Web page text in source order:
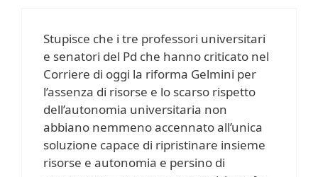
Stupisce che i tre professori universitari
e senatori del Pd che hanno criticato nel
Corriere di oggi la riforma Gelmini per
l’assenza di risorse e lo scarso rispetto
dell’autonomia universitaria non
abbiano nemmeno accennato all’unica
soluzione capace di ripristinare insieme
risorse e autonomia e persino di